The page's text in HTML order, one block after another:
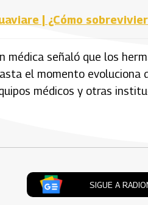
| ¿Cómo
médica señaló que los
el momento
médicos y otras
SIGUE A